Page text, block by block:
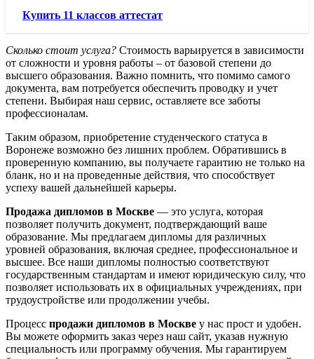
Купить 11 классов аттестат
Сколько стоит услуга? Стоимость варьируется в зависимости
от сложности и уровня работы – от базовой степени до
высшего образования. Важно помнить, что помимо самого
документа, вам потребуется обеспечить проводку и учет
степени. Выбирая наш сервис, оставляете все заботы
профессионалам.
Таким образом, приобретение студенческого статуса в
Воронеже возможно без лишних проблем. Обратившись в
проверенную компанию, вы получаете гарантию не только на
бланк, но и на проведенные действия, что способствует
успеху вашей дальнейшей карьеры.
Продажа дипломов в Москве — это услуга, которая
позволяет получить документ, подтверждающий ваше
образование. Мы предлагаем дипломы для различных
уровней образования, включая среднее, профессиональное и
высшее. Все наши дипломы полностью соответствуют
государственным стандартам и имеют юридическую силу, что
позволяет использовать их в официальных учреждениях, при
трудоустройстве или продолжении учебы.
Процесс продажи дипломов в Москве у нас прост и удобен.
Вы можете оформить заказ через наш сайт, указав нужную
специальность или программу обучения. Мы гарантируем